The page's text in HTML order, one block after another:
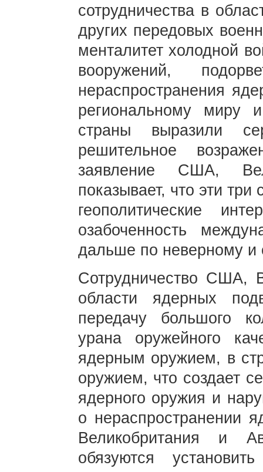
сотрудничества в
других передовых
менталитет холодной
вооружений,
нераспространения
региональному миру
страны выразили
решительное
заявление США,
показывает, что эти
геополитические
озабоченность
дальше по неверному и
Сотрудничество США,
области ядерных
передачу большого
урана оружейного
ядерным оружием, в
оружием, что создает
ядерного оружия и
о
Великобритания и
обязуются